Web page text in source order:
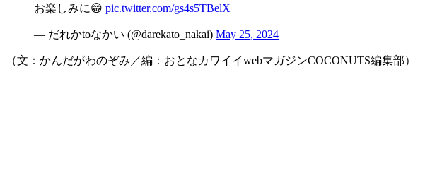
お楽しみに😁 pic.twitter.com/gs4s5TBelX
— だれかtoなかい (@darekato_nakai) May 25, 2024
（文：かんだがわのぞみ／編：おとなカワイイwebマガジンCOCONUTS編集部）